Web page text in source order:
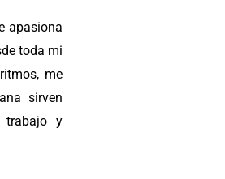
apasiona
toda mi
me
sirven
trabajo y